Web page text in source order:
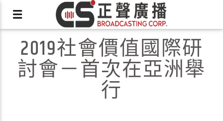
2019社會價值國際研
討會－首次在亞洲舉
行